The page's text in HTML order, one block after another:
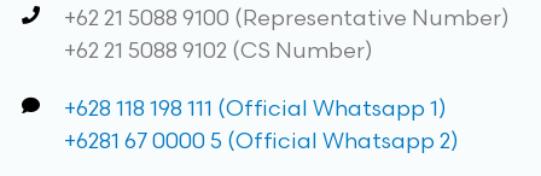
+62 21 5088 9100 (Representative Number)
+62 21 5088 9102 (CS Number)
+628 118 198 111 (Official Whatsapp 1)
+6281 67 0000 5 (Official Whatsapp 2)